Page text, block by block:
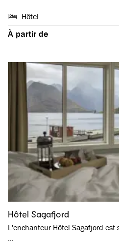
Hôtel
À partir de
Hôtel Sagafjord
L'enchanteur Hôtel Sagafjord
…